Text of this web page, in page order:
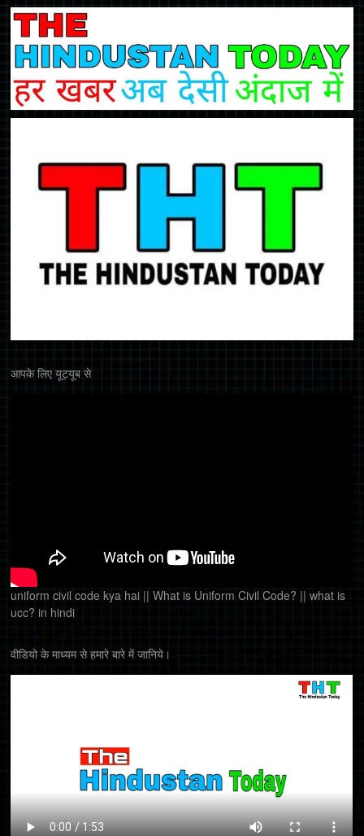
आपके लिए यूट्यूब से
uniform civil code kya hai || What is Uniform Civil Code? || what is
ucc? in hindi
वीडियो के माध्यम से हमारे बारे में जानिये।